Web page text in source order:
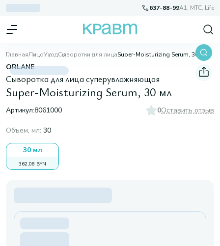
637-88-99A1, МТС, Life
ГлавнаяЛицоУходСыворотки для лицаSuper-Moisturizing Serum, 30 мл
ORLANE
Сыворотка для лица суперувлажняющая
Super-Moisturizing Serum, 30 мл
Артикул:8061000 0Оставить отзыв
Объем, мл: 30
30 мл
362,08 BYN